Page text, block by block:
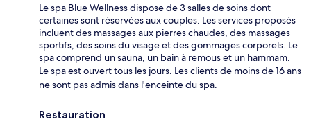
Le spa Blue Wellness dispose de 3 salles de soins dont
certaines sont réservées aux couples. Les services proposés
incluent des massages aux pierres chaudes, des massages
sportifs, des soins du visage et des gommages corporels. Le
spa comprend un sauna, un bain à remous et un hammam.
Le spa est ouvert tous les jours. Les clients de moins de 16 ans
ne sont pas admis dans l'enceinte du spa.
Restauration